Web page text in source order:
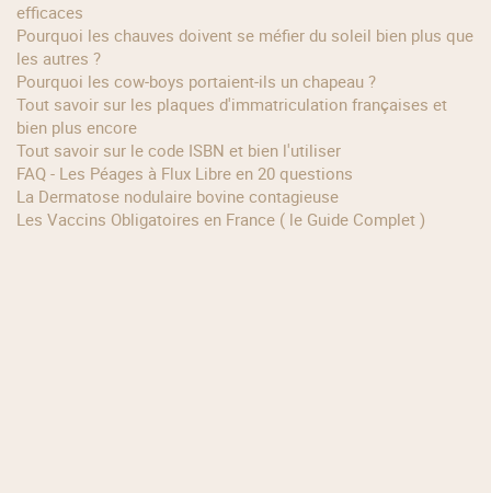
efficaces
Pourquoi les chauves doivent se méfier du soleil bien plus que
les autres ?
Pourquoi les cow‑boys portaient‑ils un chapeau ?
Tout savoir sur les plaques d'immatriculation françaises et
bien plus encore
Tout savoir sur le code ISBN et bien l'utiliser
FAQ - Les Péages à Flux Libre en 20 questions
La Dermatose nodulaire bovine contagieuse
Les Vaccins Obligatoires en France ( le Guide Complet )